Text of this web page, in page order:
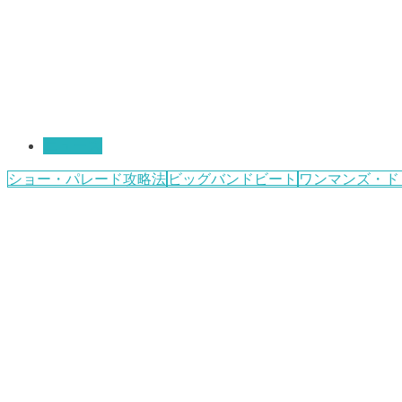
ショー・パレード攻略法 ビッグバンドビート ワンマンズ・